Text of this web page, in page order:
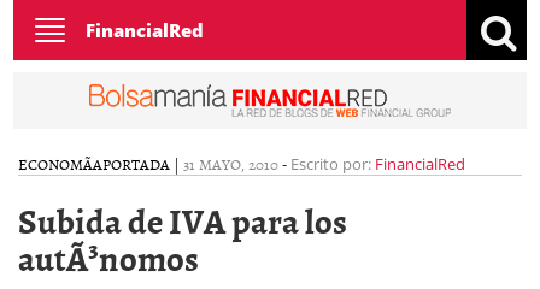
Toggle
navigation
FinancialRed
ECONOMÃ­APORTADA | 31 MAYO, 2010- Escrito por: FinancialRed
Subida de IVA para los
autÃ³nomos